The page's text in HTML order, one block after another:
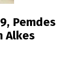
Pemdes
Alkes